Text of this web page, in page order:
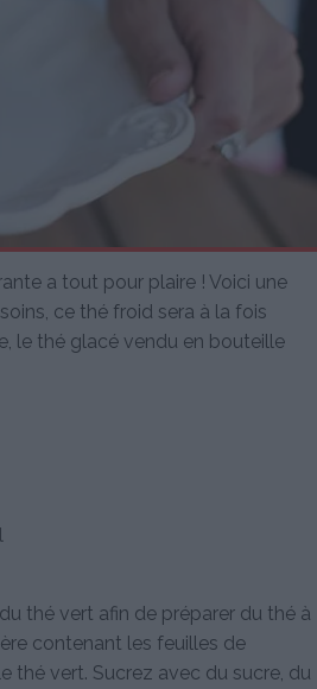
a tout pour plaire ! Voici une
ce thé froid sera à la fois
le thé glacé vendu en bouteille
thé vert afin de préparer du thé à
contenant les feuilles de
thé vert. Sucrez avec du sucre, du